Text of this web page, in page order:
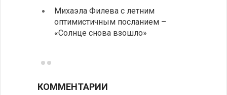
Михаэла Филева с летним
оптимистичным посланием –
«Солнце снова взошло»
КОММЕНТАРИИ